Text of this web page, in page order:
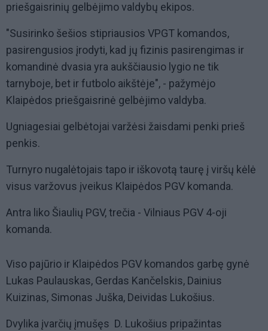
priešgaisrinių gelbėjimo valdybų ekipos.
"Susirinko šešios stipriausios VPGT komandos,
pasirengusios įrodyti, kad jų fizinis pasirengimas ir
komandinė dvasia yra aukščiausio lygio ne tik
tarnyboje, bet ir futbolo aikštėje", - pažymėjo
Klaipėdos priešgaisrinė gelbėjimo valdyba.
Ugniagesiai gelbėtojai varžėsi žaisdami penki prieš
penkis.
Turnyro nugalėtojais tapo ir iškovotą taurę į viršų kėlė
visus varžovus įveikus Klaipėdos PGV komanda.
Antra liko Šiaulių PGV, trečia - Vilniaus PGV 4-oji
komanda.
Viso pajūrio ir Klaipėdos PGV komandos garbę gynė
Lukas Paulauskas, Gerdas Kančelskis, Dainius
Kuizinas, Simonas Juška, Deividas Lukošius.
Dvylika įvarčių įmušęs D. Lukošius pripažintas